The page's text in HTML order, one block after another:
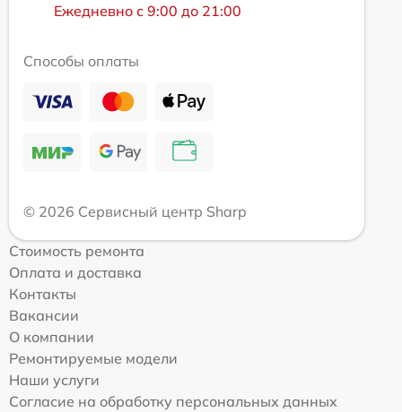
Ежедневно с 9:00 до 21:00
Способы оплаты
© 2026 Сервисный центр Sharp
Стоимость ремонта
Оплата и доставка
Контакты
Вакансии
О компании
Ремонтируемые модели
Наши услуги
Согласие на обработку персональных данных